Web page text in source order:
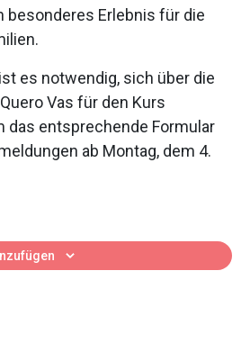
besonderes Erlebnis für die
es notwendig, sich über die
Vas für den Kurs
das entsprechende Formular
ab Montag, dem 4.